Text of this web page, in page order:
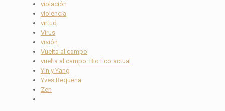
violación
violencia
virtud
Virus
visión
Vuelta al campo
vuelta al campo. Bio Eco actual
Yin y Yang
Yves Requena
Zen